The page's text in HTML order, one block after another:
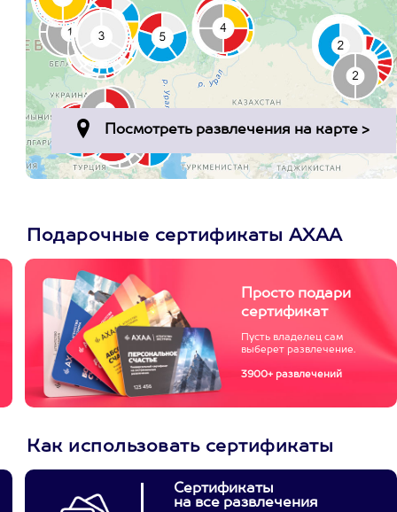
Подарочные сертификаты АХАА
Просто подари
сертификат
Пусть владелец сам
выберет развлечение.
3900+ развлечений
Как использовать сертификаты
Сертификаты
на все развлечения